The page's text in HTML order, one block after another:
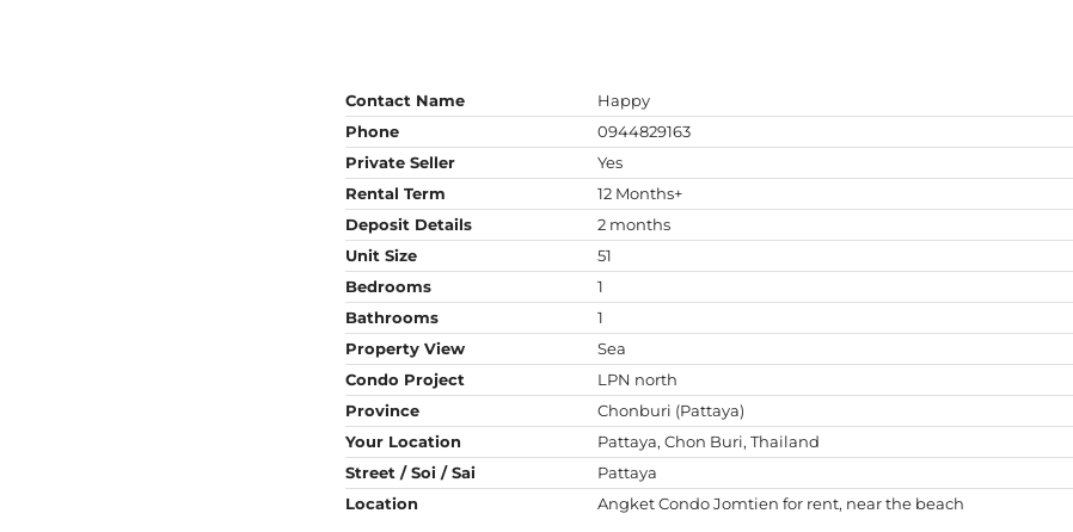
Contact Name
Happy
Phone
0944829163
Private Seller
Yes
Rental Term
12 Months+
Deposit Details
2 months
Unit Size
51
Bedrooms
1
Bathrooms
1
Property View
Sea
Condo Project
LPN north
Province
Chonburi (Pattaya)
Your Location
Pattaya, Chon Buri, Thailand
Street / Soi / Sai
Pattaya
Location
Angket Condo Jomtien for rent, near the beach